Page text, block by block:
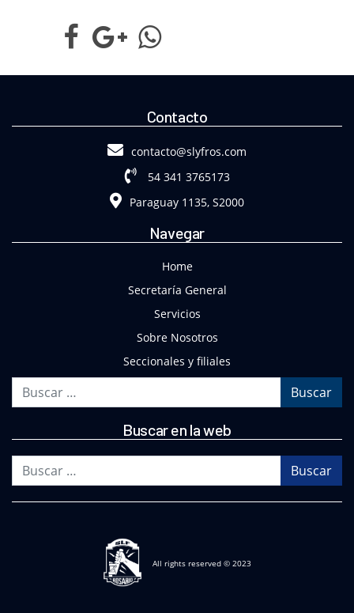
Contacto
contacto@slyfros.com
54 341 3765173
Paraguay 1135, S2000
Navegar
Home
Secretaría General
Servicios
Sobre Nosotros
Seccionales y filiales
Buscar en la web
All rights reserved © 2023